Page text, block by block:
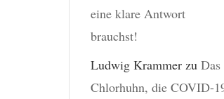
eine klare Antwort
brauchst!
Ludwig Krammer zuDas
Chlorhuhn, die COVID-